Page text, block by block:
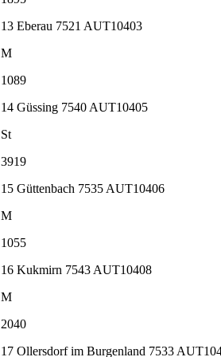
13 Eberau 7521 AUT10403
M
1089
14 Güssing 7540 AUT10405
St
3919
15 Güttenbach 7535 AUT10406
M
1055
16 Kukmirn 7543 AUT10408
M
2040
17 Ollersdorf im Burgenland 7533